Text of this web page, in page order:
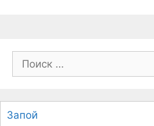
о
с
к
Запой